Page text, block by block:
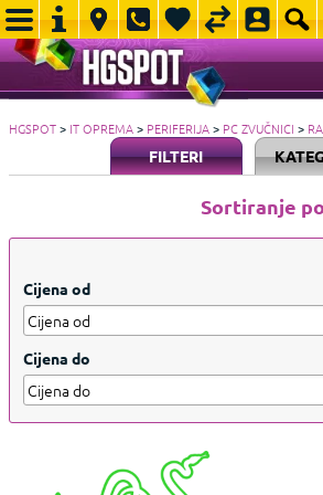
HGSPOT> IT OPREMA> PERIFERIJA> PC ZVUČNICI >
FILTERI
Sortiranje
Cijena od
Cijena do